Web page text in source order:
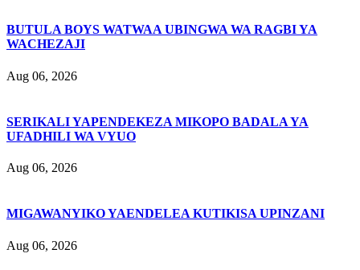
BUTULA BOYS WATWAA UBINGWA WA RAGBI YA
WACHEZAJI
Aug 06, 2026
SERIKALI YAPENDEKEZA MIKOPO BADALA YA
UFADHILI WA VYUO
Aug 06, 2026
MIGAWANYIKO YAENDELEA KUTIKISA UPINZANI
Aug 06, 2026